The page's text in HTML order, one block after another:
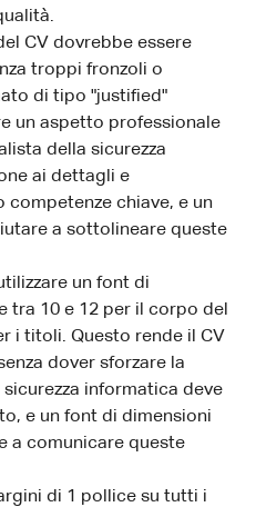
CV dovrebbe essere
troppi fronzoli o
di tipo "justified"
un aspetto professionale
della sicurezza
ai dettagli e
competenze chiave, e un
a sottolineare queste
un font di
tra 10 e 12 per il corpo del
i titoli. Questo rende il CV
dover sforzare la
informatica deve
e un font di dimensioni
a comunicare queste
di 1 pollice su tutti i